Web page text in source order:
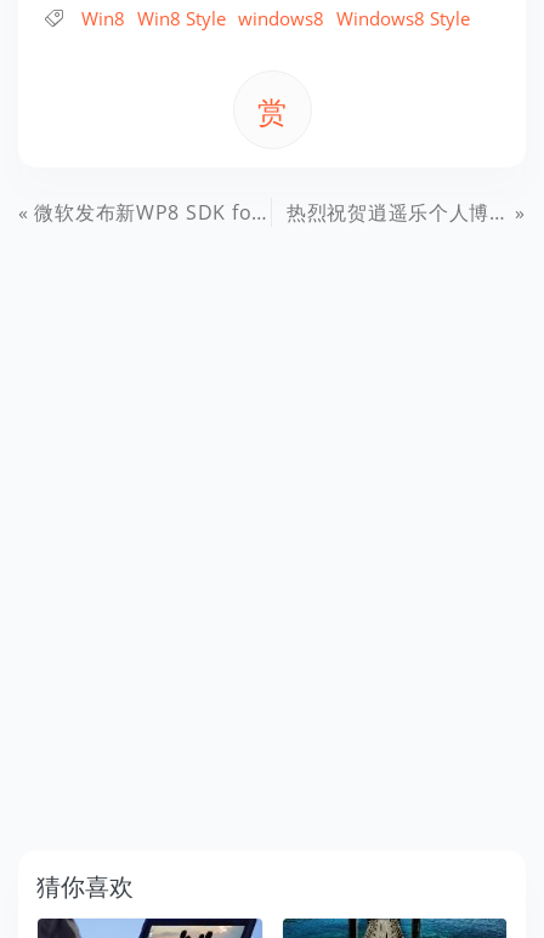
Win8 Win8 Style windows8 Windows8 Style
赏
微软发布新WP8 SDK for SkyDrive：增.NET库 热烈祝贺逍遥乐个人博客被各大搜索引擎大量收录！
猜你喜欢